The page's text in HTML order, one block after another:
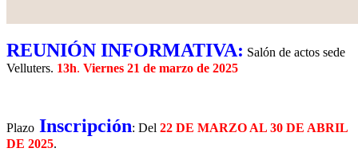
REUNIÓN INFORMATIVA: Salón de actos sede
Velluters. 13h. Viernes 21 de marzo de 2025
Plazo Inscripción: Del 22 DE MARZO AL 30 DE ABRIL
DE 2025.